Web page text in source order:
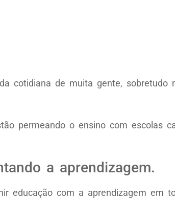
cotidiana de muita gente, sobretudo
permeando o ensino com escolas
a aprendizagem.
educação com a aprendizagem em